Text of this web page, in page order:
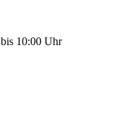
bis 10:00 Uhr